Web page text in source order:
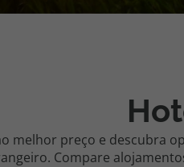
melhor preço e descubra
Compare